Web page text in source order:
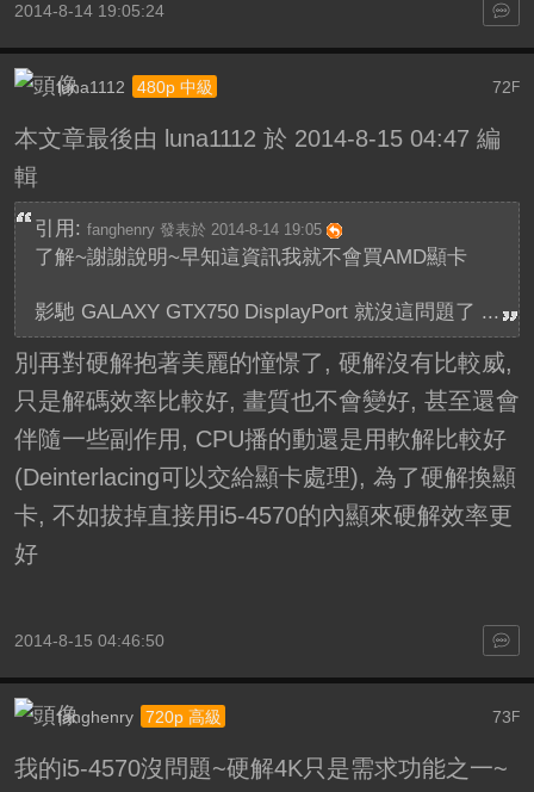
2014-8-14 19:05:24
72F
luna1112 480p 中級
本文章最後由 luna1112 於 2014-8-15 04:47 編
輯
引用: fanghenry 發表於 2014-8-14 19:05
了解~謝謝說明~早知這資訊我就不會買AMD顯卡
影馳 GALAXY GTX750 DisplayPort 就沒這問題了 ...
別再對硬解抱著美麗的憧憬了, 硬解沒有比較威,
只是解碼效率比較好, 畫質也不會變好, 甚至還會
伴隨一些副作用, CPU播的動還是用軟解比較好
(Deinterlacing可以交給顯卡處理), 為了硬解換顯
卡, 不如拔掉直接用i5-4570的內顯來硬解效率更
好
2014-8-15 04:46:50
73F
fanghenry 720p 高級
我的i5-4570沒問題~硬解4K只是需求功能之一~